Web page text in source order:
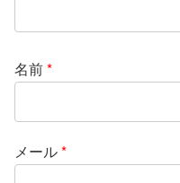
名前*
メール*